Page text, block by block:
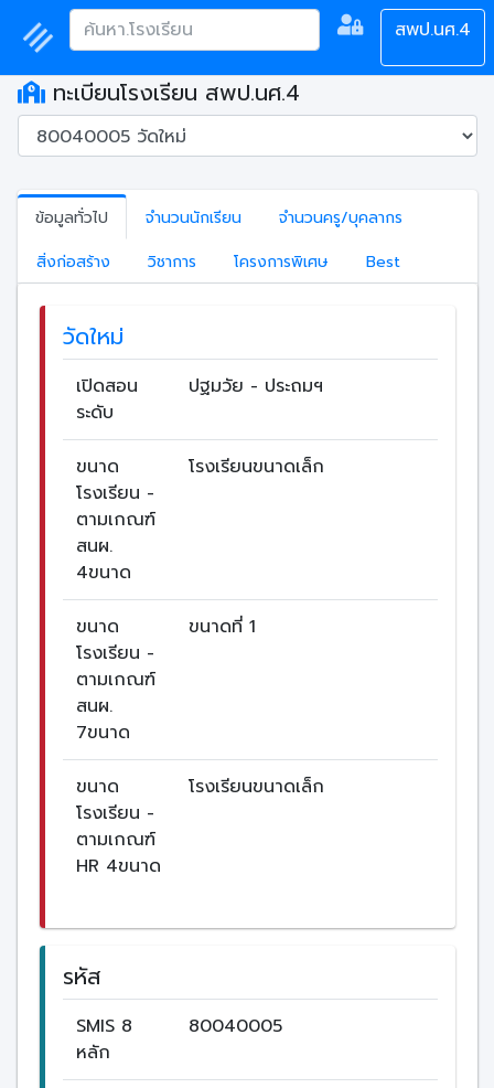
สพป.นศ.4
ทะเบียนโรงเรียน สพป.นศ.4
ข้อมูลทั่วไป จำนวนนักเรียน
จำนวนครู/บุคลากร
สิ่งก่อสร้าง
วิชาการ โครงการพิเศษ Best
วัดใหม่
เปิดสอน
ระดับ
ปฐมวัย - ประถมฯ
ขนาด
โรงเรียน -
ตามเกณฑ์
สนผ.
4ขนาด
โรงเรียนขนาดเล็ก
ขนาด
โรงเรียน -
ตามเกณฑ์
สนผ.
7ขนาด
ขนาดที่ 1
ขนาด
โรงเรียน -
ตามเกณฑ์
HR 4ขนาด
โรงเรียนขนาดเล็ก
รหัส
SMIS 8
หลัก
80040005